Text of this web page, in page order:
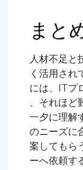
まと
人材不足と
く活用され
には、ITプ
、それほど
一夕に理解
のニーズに
案してもら
ーへ依頼す